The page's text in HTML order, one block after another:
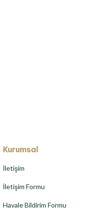
Kurumsal
İletişim
İletişim Formu
Havale Bildirim Formu